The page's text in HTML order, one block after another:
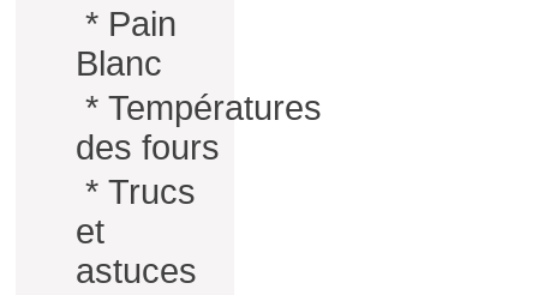
* Pain
Blanc
* Températures
des fours
* Trucs
et
astuces